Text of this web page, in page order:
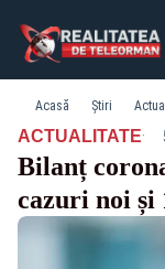
Acasă Știri
ACTUALITATE·
Bilanț
cazuri noi și